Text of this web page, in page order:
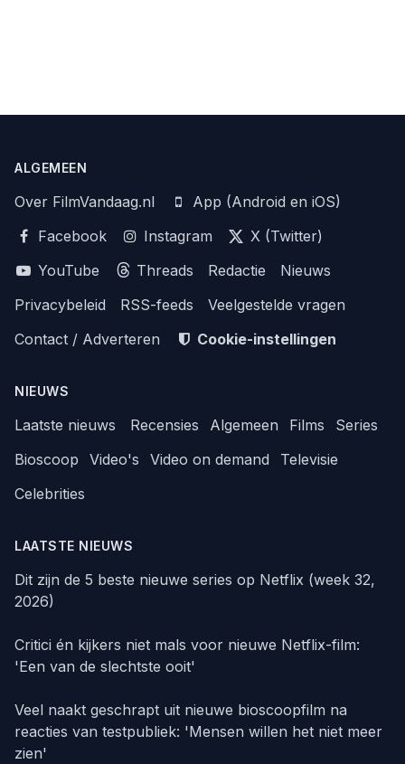
ALGEMEEN
Over FilmVandaag.nl
App (Android en iOS)
Facebook
Instagram
X (Twitter)
YouTube
Threads Redactie
Nieuws
Privacybeleid
RSS-feeds
Veelgestelde vragen
Contact / Adverteren
Cookie-instellingen
NIEUWS
Laatste nieuws Recensies Algemeen Films
Series
Bioscoop
Video's Video on demand
Televisie
Celebrities
LAATSTE NIEUWS
Dit zijn de 5 beste nieuwe series op Netflix (week 32,
2026)
Critici én kijkers niet mals voor nieuwe Netflix-film:
'Een van de slechtste ooit'
Veel naakt geschrapt uit nieuwe bioscoopfilm na
reacties van testpubliek: 'Mensen willen het niet meer
zien'